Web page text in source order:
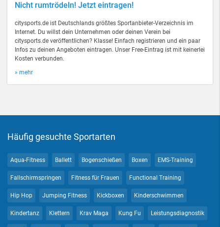
Nicht rumtrödeln! Jetzt eintragen!
citysports.de ist Deutschlands größtes Sportanbieter-Verzeichnis im
Internet. Du willst dein Unternehmen oder deinen Verein bei
citysports.de veröffentlichen? Klasse! Einfach registrieren und ein paar
Infos zu deinen Angeboten eintragen. Unser Free-Eintrag ist mit keinerlei
Kosten verbunden.
» mehr
Häufig gesuchte Sportarten
Aqua-Fitness Ballett Bogenschießen Boxen EMS-Training
Fallschirmspringen Fitness für Frauen Functional Training
Hip Hop Jumping Fitness Kickboxen Kinderschwimmen
Kindertanz Klettern Krav Maga Kung Fu Leistungsdiagnostik